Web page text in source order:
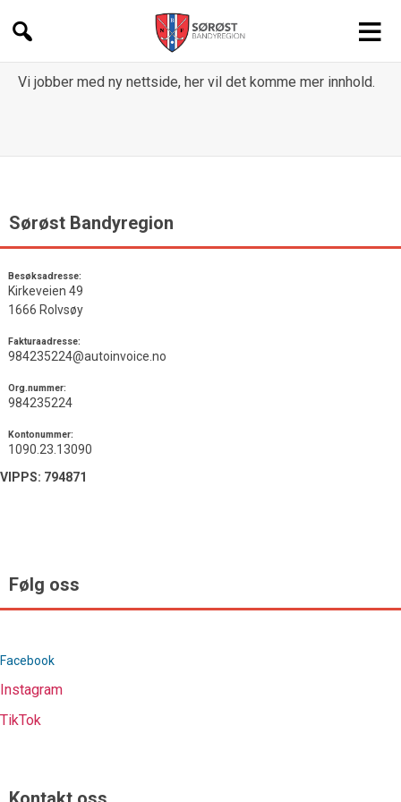
Sørøst
Bandyregion
Vi jobber med ny nettside, her vil det komme mer innhold.
Sørøst Bandyregion
Besøksadresse:
Kirkeveien 49
1666 Rolvsøy
Fakturaadresse:
984235224@autoinvoice.no
Org.nummer:
984235224
Kontonummer:
1090.23.13090
VIPPS: 794871
Følg oss
Facebook
Instagram
TikTok